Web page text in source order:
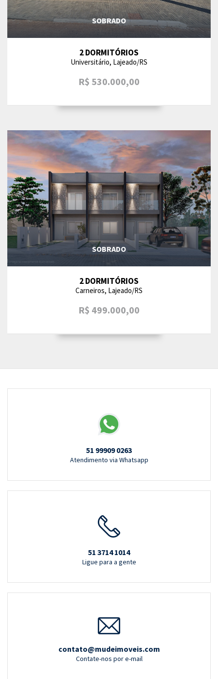
SOBRADO
2 DORMITÓRIOS
Universitário, Lajeado/RS
R$ 530.000,00
SOBRADO
2 DORMITÓRIOS
Carneiros, Lajeado/RS
R$ 499.000,00
51 99909 0263
Atendimento via Whatsapp
51 3714 1014
Ligue para a gente
contato@mudeimoveis.com
Contate-nos por e-mail